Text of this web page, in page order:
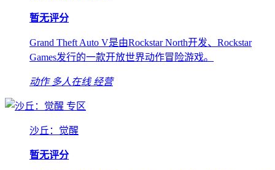
暂无评分
Grand Theft Auto V是由Rockstar North开发、Rockstar
Games发行的一款开放世界动作冒险游戏。
动作 多人在线 经营
专区
沙丘：觉醒
暂无评分